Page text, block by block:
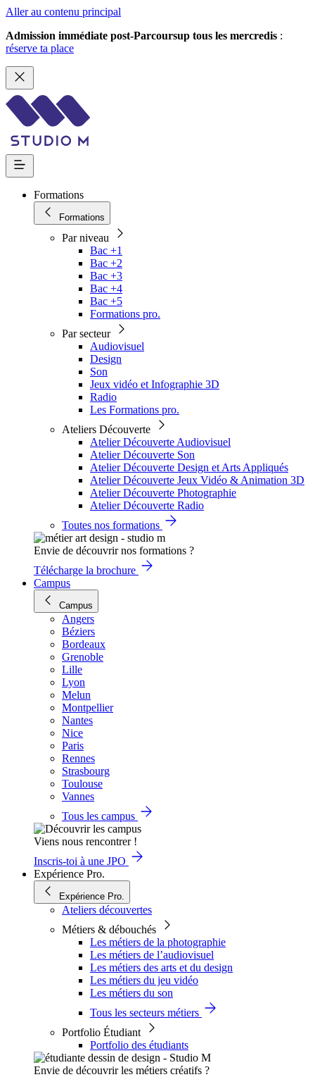
Aller au contenu principal
Admission immédiate post-Parcoursup tous les mercredis :
réserve ta place
Formations
Formations
Par niveau
Bac +1
Bac +2
Bac +3
Bac +4
Bac +5
Formations pro.
Par secteur
Audiovisuel
Design
Son
Jeux vidéo et Infographie 3D
Radio
Les Formations pro.
Ateliers Découverte
Atelier Découverte Audiovisuel
Atelier Découverte Son
Atelier Découverte Design et Arts Appliqués
Atelier Découverte Jeux Vidéo & Animation 3D
Atelier Découverte Photographie
Atelier Découverte Radio
Toutes nos formations
Envie de découvrir nos formations ?
Télécharge la brochure
Campus
Campus
Angers
Béziers
Bordeaux
Grenoble
Lille
Lyon
Melun
Montpellier
Nantes
Nice
Paris
Rennes
Strasbourg
Toulouse
Vannes
Tous les campus
Viens nous rencontrer !
Inscris-toi à une JPO
Expérience Pro.
Expérience Pro.
Ateliers découvertes
Métiers & débouchés
Les métiers de la photographie
Les métiers de l’audiovisuel
Les métiers des arts et du design
Les métiers du jeu vidéo
Les métiers du son
Tous les secteurs métiers
Portfolio Étudiant
Portfolio des étudiants
Envie de découvrir les métiers créatifs ?